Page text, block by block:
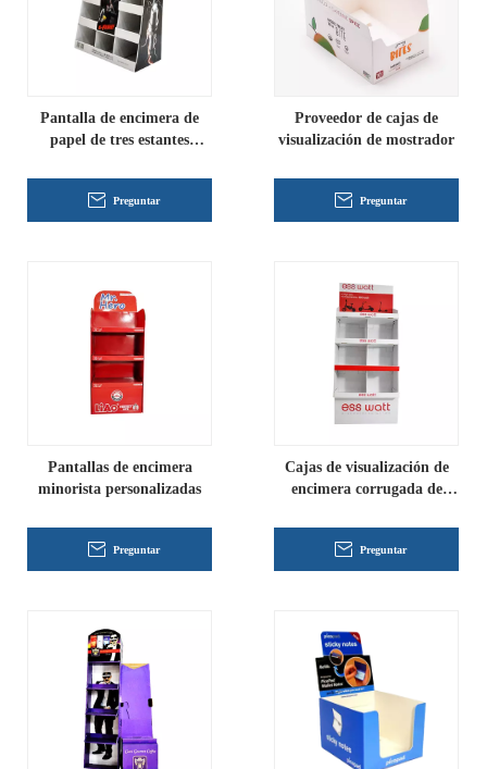
Pantalla de encimera de
papel de tres estantes
autopartes
Preguntar
Proveedor de cajas de
visualización de mostrador
Preguntar
Pantallas de encimera
minorista personalizadas
Preguntar
Cajas de visualización de
encimera corrugada de
Preguntar